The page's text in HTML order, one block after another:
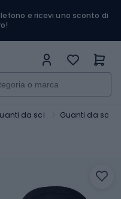
e ricevi uno sconto di
da sci Guanti da sci